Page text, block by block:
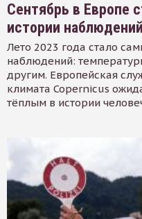
Сентябрь в Европе
истории наблюдений
Лето 2023 года стало
наблюдений:
другим. Европейская
климата Copernicus
тёплым в истории